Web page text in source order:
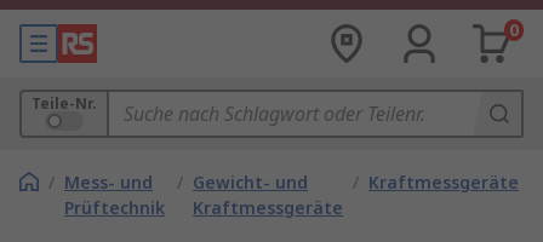
0
Teile-Nr.
/ Mess- und
Prüftechnik
/ Gewicht- und
Kraftmessgeräte
/ Kraftmessgeräte